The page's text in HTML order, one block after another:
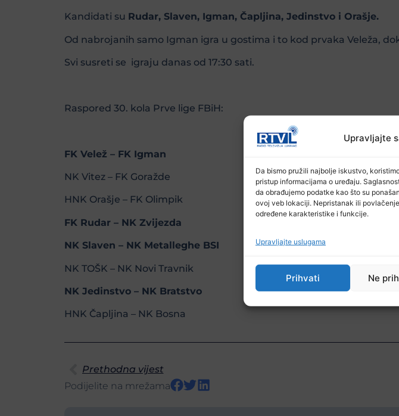
Upravljajte
Da bismo pružili najbolje iskustvo,
pristup informacijama o uređaju.
da obrađujemo podatke kao što su
ovoj veb lokaciji. Nepristanak ili
određene karakteristike i funkcije.
Upravljajte uslugama
Prihvati Ne
Kandidati su Rudar, Slaven, Igman, Čapljina, Jedinstvo i Orašje.
Od nabrojanih samo Igman igra u gostima i to kod prvaka Veleža,
Svi susreti se igraju danas od 17:30 sati.
Raspored 30. kola Prve lige FBiH:
FK Velež – FK Igman
NK Vitez – FK Goražde
HNK Orašje – FK Olimpik
FK Rudar – NK Zvijezda
NK Slaven – NK Metalleghe BSI
NK TOŠK – NK Novi Travnik
NK Jedinstvo – NK Bratstvo
HNK Čapljina – NK Bosna
Prethodna vijest
Podijelite na mrežama